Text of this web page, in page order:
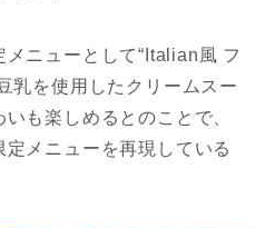
ニューとして“Italian風 フ
乳を使用したクリームスー
も楽しめるとのことで、
メニューを再現している